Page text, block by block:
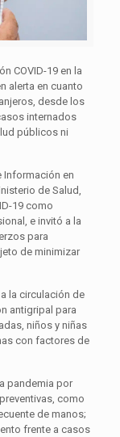
COVID-19 en la
alerta en cuanto
desde los
internados
públicos ni
Información en
de Salud,
19 como
e invitó a la
para
de minimizar
la circulación de
antigripal para
niños y niñas
con factores de
pandemia por
como
de manos;
frente a casos